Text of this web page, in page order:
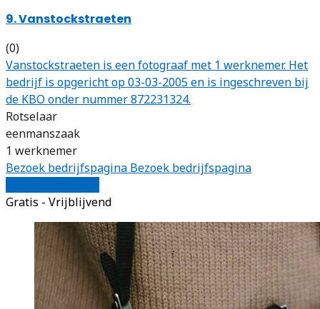
9. Vanstockstraeten
(0)
Vanstockstraeten is een fotograaf met 1 werknemer. Het
bedrijf is opgericht op 03-03-2005 en is ingeschreven bij
de KBO onder nummer 872231324.
Rotselaar
eenmanszaak
1 werknemer
Bezoek bedrijfspagina Bezoek bedrijfspagina
Gratis - Vrijblijvend